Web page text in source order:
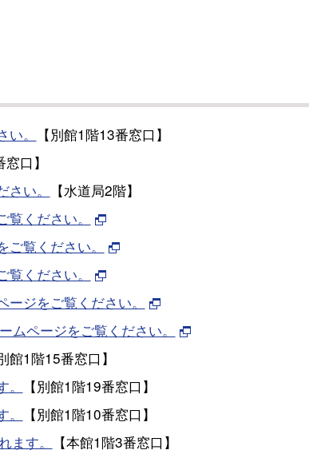
。
【別館1階13番窓口】
口】
い。
【水道局2階】
ください。
覧ください。
ください。
ジをご覧ください。
ページをご覧ください。
館1階15番窓口】
【別館1階19番窓口】
【別館1階10番窓口】
す。
【本館1階3番窓口】